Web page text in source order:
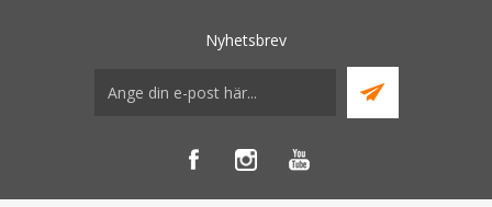
Nyhetsbrev